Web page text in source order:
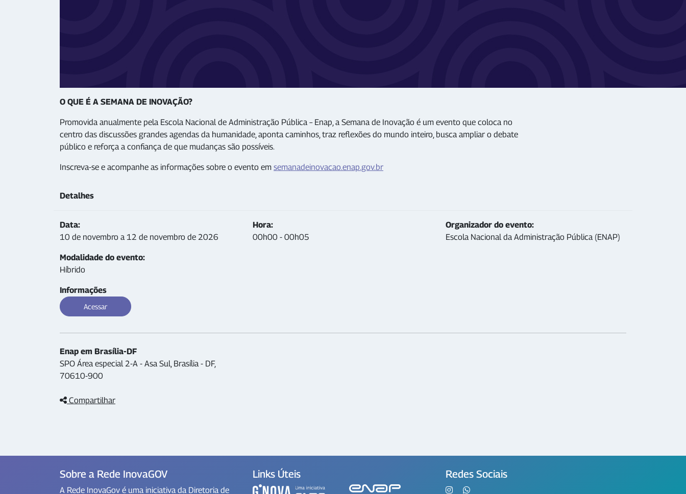
O QUE É A SEMANA DE INOVAÇÃO?
Promovida anualmente pela Escola Nacional de Administração Pública – Enap, a Semana de Inovação é um evento que coloca no
centro das discussões grandes agendas da humanidade, aponta caminhos, traz reflexões do mundo inteiro, busca ampliar o debate
público e reforça a confiança de que mudanças são possíveis.
Inscreva-se e acompanhe as informações sobre o evento em semanadeinovacao.enap.gov.br
Detalhes
Data:
10 de novembro a 12 de novembro de 2026
Hora:
00h00 - 00h05
Organizador do evento:
Escola Nacional da Administração Pública (ENAP)
Modalidade do evento:
Híbrido
Informações
Acessar
Enap em Brasília-DF
SPO Área especial 2-A - Asa Sul, Brasília - DF,
70610-900
Compartilhar
Sobre a Rede InovaGOV
A Rede InovaGov é uma iniciativa da Diretoria de
Links Úteis Redes Sociais